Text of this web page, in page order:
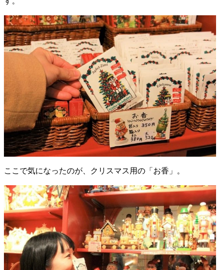
ここで気になったのが、クリスマス用の「お香」。